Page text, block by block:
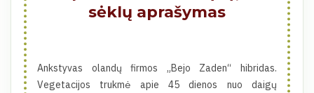
sėklų aprašymas
Ankstyvas olandų firmos „Bejo Zaden“ hibridas.
Vegetacijos trukmė apie 45 dienos nuo daigų